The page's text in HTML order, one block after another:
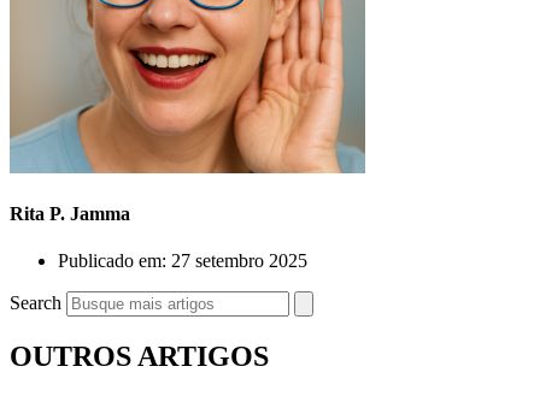
Rita P. Jamma
Publicado em: 27 setembro 2025
Search
OUTROS ARTIGOS